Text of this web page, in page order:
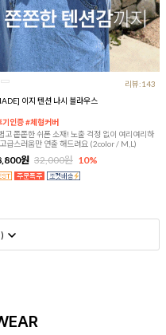
리뷰:143
이지 텐션 나시 블라우스
기인증 #체형커버
고 쫀쫀한 쉬폰 소재! 노출 걱정 없이 여리여리하
급스러움만 연출 해드려요 (2color / M,L)
원 32,000원 10%
)